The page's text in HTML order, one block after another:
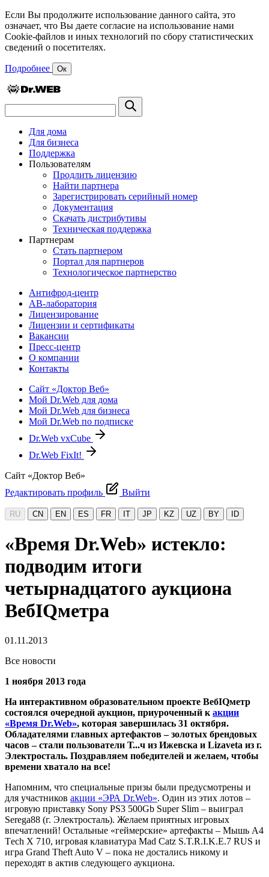
Если Вы продолжите использование данного сайта, это
означает, что Вы даете согласие на использование нами
Cookie-файлов и иных технологий по сбору статистических
сведений о посетителях.
Подробнее Ок
Для дома
Для бизнеса
Поддержка
Пользователям
Продлить лицензию
Найти партнера
Зарегистрировать серийный номер
Документация
Скачать дистрибутивы
Техническая поддержка
Партнерам
Стать партнером
Портал для партнеров
Технологическое партнерство
Антифрод-центр
АВ-лаборатория
Лицензирование
Лицензии и сертификаты
Вакансии
Пресс-центр
О компании
Контакты
Сайт «Доктор Веб»
Мой Dr.Web для дома
Мой Dr.Web для бизнеса
Мой Dr.Web по подписке
Dr.Web vxCube
Dr.Web FixIt!
Сайт «Доктор Веб»
Редактировать профиль
Выйти
RU CN EN ES FR IT JP KZ UZ BY ID
«Время Dr.Web» истекло:
подводим итоги
четырнадцатого аукциона
ВебIQметра
01.11.2013
Все новости
1 ноября 2013 года
На интерактивном образовательном проекте ВебIQметр
состоялся очередной аукцион, приуроченный к акции
«Время Dr.Web», которая завершилась 31 октября.
Обладателями главных артефактов – золотых брендовых
часов – стали пользователи Т...ч из Ижевска и Lizaveta из г.
Электросталь. Поздравляем победителей и желаем, чтобы
времени хватало на все!
Напомним, что специальные призы были предусмотрены и
для участников акции «ЭРА Dr.Web». Один из этих лотов –
игровую приставку Sony PS3 500Gb Super Slim – выиграл
Serega88 (г. Электросталь). Желаем приятных игровых
впечатлений! Остальные «геймерские» артефакты – Мышь A4
Tеch X 710, игровая клавиатура Mad Catz S.T.R.I.K.E.7 RUS и
игра Grand Theft Auto V – пока не достались никому и
переходят в актив следующего аукциона.